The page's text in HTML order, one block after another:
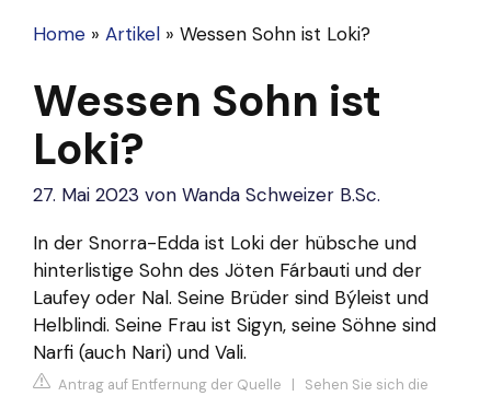
Home » Artikel » Wessen Sohn ist Loki?
Wessen Sohn ist
Loki?
27. Mai 2023 von Wanda Schweizer B.Sc.
In der Snorra-Edda ist Loki der hübsche und
hinterlistige Sohn des Jöten Fárbauti und der
Laufey oder Nal. Seine Brüder sind Býleist und
Helblindi. Seine Frau ist Sigyn, seine Söhne sind
Narfi (auch Nari) und Vali.
Antrag auf Entfernung der Quelle | Sehen Sie sich die